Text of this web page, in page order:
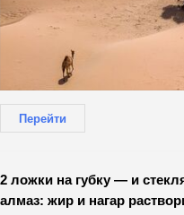
Перейти
2 ложки на губку — и
алмаз: жир и нагар